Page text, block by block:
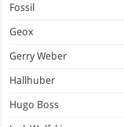
Fossil
Geox
Gerry Weber
Hallhuber
Hugo Boss